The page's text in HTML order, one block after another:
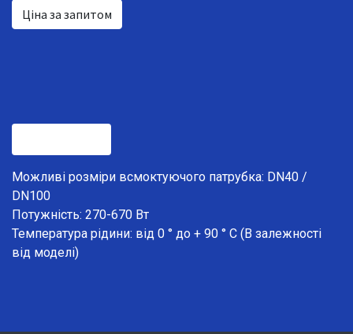
Ціна за запитом
Можливі розміри всмоктуючого патрубка: DN40 /
DN100
Потужність: 270-670 Вт
Температура рідини: від 0 ° до + 90 ° C (В залежності
від моделі)